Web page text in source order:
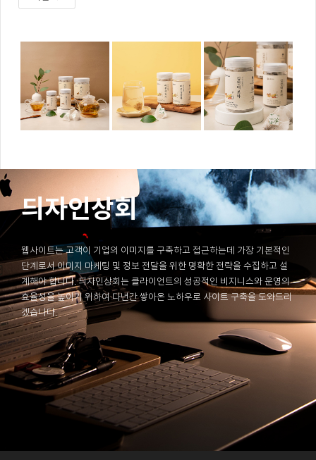
듸자인상회
웹사이트는 고객이 기업의 이미지를 구축하고 접근하는데 가장 기본적인
단계로서 이미지 마케팅 및 정보 전달을 위한 명확한 전략을 수집하고 설
계해야 합니다. 듸자인상회는 클라이언트의 성공적인 비지니스와 운영의
효율성을 높이기 위하여 다년간 쌓아온 노하우로 사이트 구축을 도와드리
겠습니다.